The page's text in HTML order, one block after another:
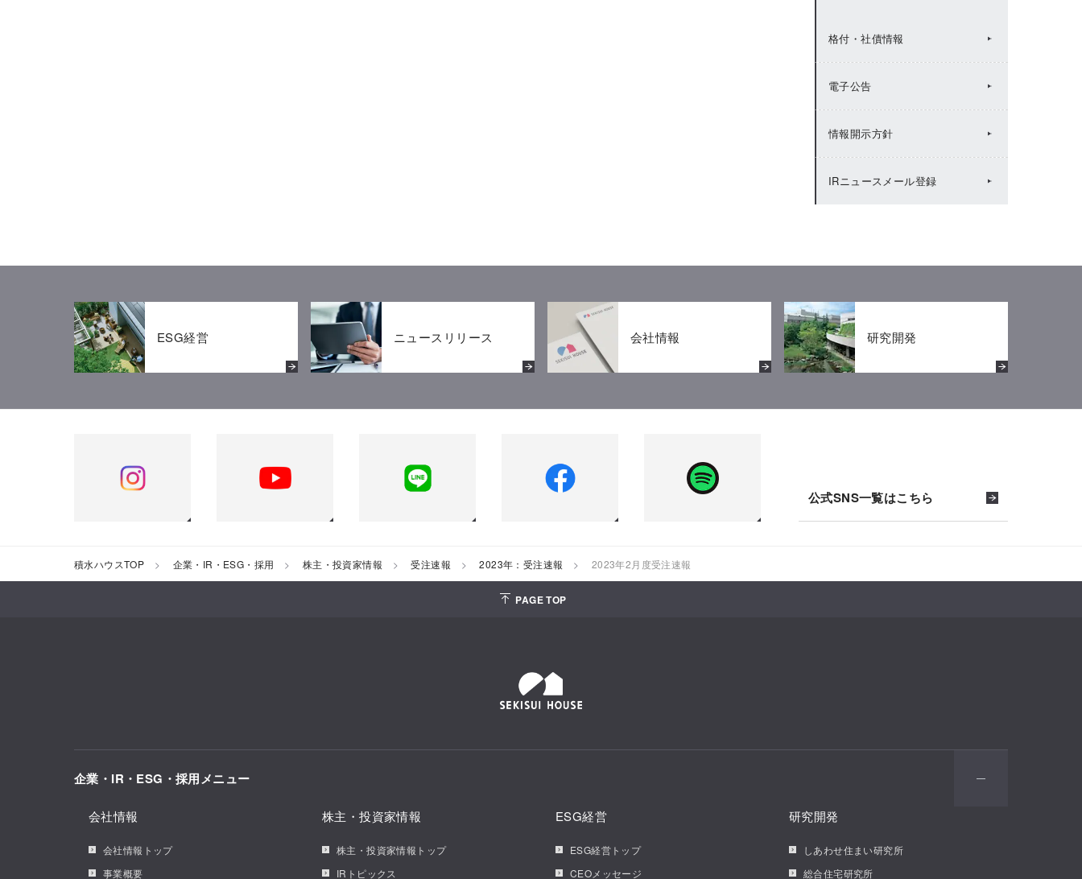
有価証券報告書等
統合報告書（Value Report）
BUSINESS REPORT(年次報
IRカレンダー（2023年度）
IRカレンダー（2022年度）
IRカレンダー（2021年度）
IRカレンダー（2020年度）
株式基本情報
株主総会
株主メモ
株主還元
格付・社債情報
電子公告
情報開示方針
IRニュースメール登録
ESG経営 ニュースリリース 会社情報 研究開発
公式SNS一覧はこちら
積水ハウスTOP 企業・IR・ESG・採用 株主・投資家情報 受注速報 2023年：受注速報 2023年2月度受注速報
PAGE TOP
企業・IR・ESG・採用メニュー
会社情報
会社情報トップ
事業概要
株主・投資家情報
株主・投資家情報トップ
IRトピックス
ESG経営
ESG経営トップ
CEOメッセージ
研究開発
しあわせ住まい研究所
総合住宅研究所